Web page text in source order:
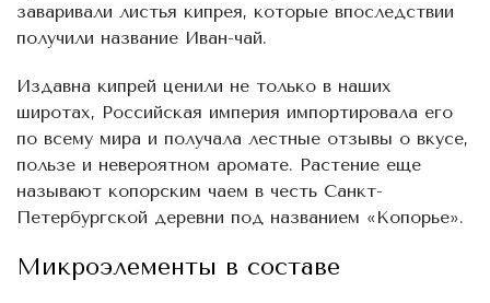
заваривали листья кипрея, которые впоследствии
получили название Иван-чай.
Издавна кипрей ценили не только в наших
широтах, Российская империя импортировала его
по всему мира и получала лестные отзывы о вкусе,
пользе и невероятном аромате. Растение еще
называют копорским чаем в честь Санкт-
Петербургской деревни под названием «Копорье».
Микроэлементы в составе